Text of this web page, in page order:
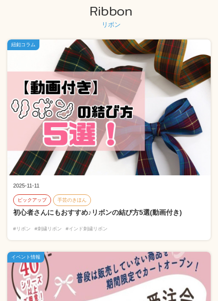
Ribbon
リボン
2025-11-11
ピックアップ 手芸のきほん
初心者さんにもおすすめ♪リボンの結び方5選(動画付き)
#リボン #刺繍リボン #インド刺繍リボン
紐釦コラム
イベント情報